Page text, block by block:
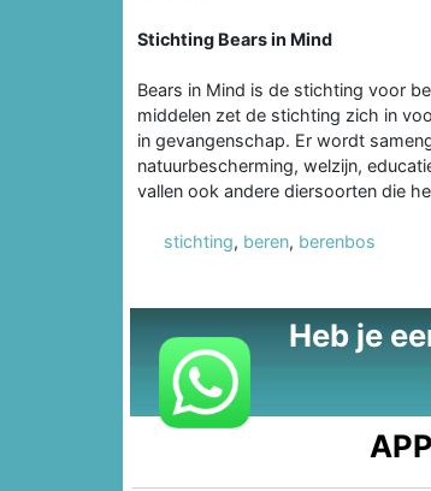
Stichting Bears in Mind
Bears in Mind is de stichting voor
middelen zet de stichting zich in
in gevangenschap. Er wordt
natuurbescherming, welzijn,
vallen ook andere diersoorten die
stichting, beren, berenbos
Heb je